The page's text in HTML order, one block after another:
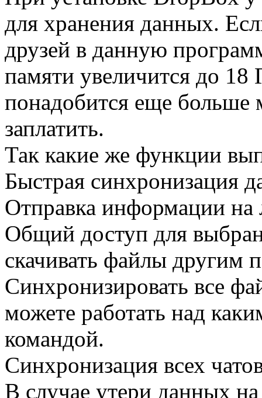
для хранения данных.
друзей в данную
памяти увеличится до 18
понадобится еще больше
заплатить.
Так какие же функции
Быстрая синхронизация
Отправка информации на
Общий доступ для
скачивать файлы другим
Синхронизировать все
можете работать над
командой.
Синхронизация всех
В случае утери данных